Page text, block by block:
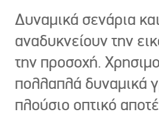
Δυναμικά σενάρια
αναδυκνείουν την
την προσοχή.
πολλαπλά δυναμικά
πλούσιο οπτικό